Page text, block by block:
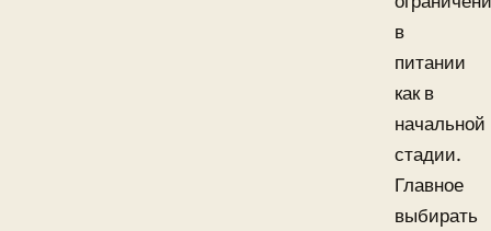
в
питании
как в
начальной
стадии.
Главное
выбирать